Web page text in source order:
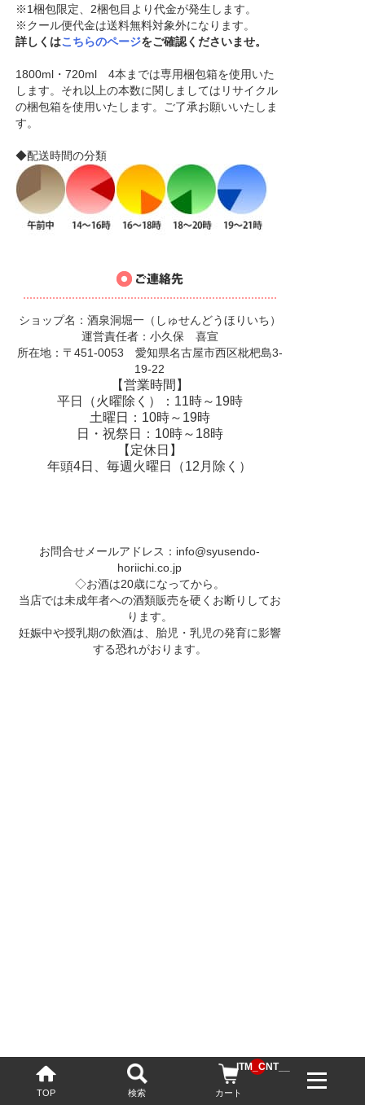
TOP 検索 カート
__ITM_CNT__
※1梱包限定、2梱包目より代金が発生します。
※クール便代金は送料無料対象外になります。
詳しくはこちらのページをご確認くださいませ。
1800ml・720ml 4本までは専用梱包箱を使用いた
します。それ以上の本数に関しましてはリサイクル
の梱包箱を使用いたします。ご了承お願いいたしま
す。
◆配送時間の分類
ショップ名：酒泉洞堀一（しゅせんどうほりいち）
運営責任者：小久保 喜宣
所在地：〒451-0053 愛知県名古屋市西区枇杷島3-
19-22
【営業時間】
平日（火曜除く）：11時～19時
土曜日：10時～19時
日・祝祭日：10時～18時
【定休日】
年頭4日、毎週火曜日（12月除く）
お問合せメールアドレス： info@syusendo-
horiichi.co.jp
◇お酒は20歳になってから。
当店では未成年者への酒類販売を硬くお断りしてお
ります。
妊娠中や授乳期の飲酒は、胎児・乳児の発育に影響
する恐れがおります。